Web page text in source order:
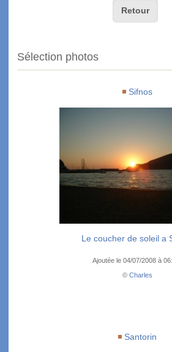
Retour
Sélection photos
Sifnos
Le coucher de soleil a
Ajoutée le 04/07/2008 à
© Charles
Santorin